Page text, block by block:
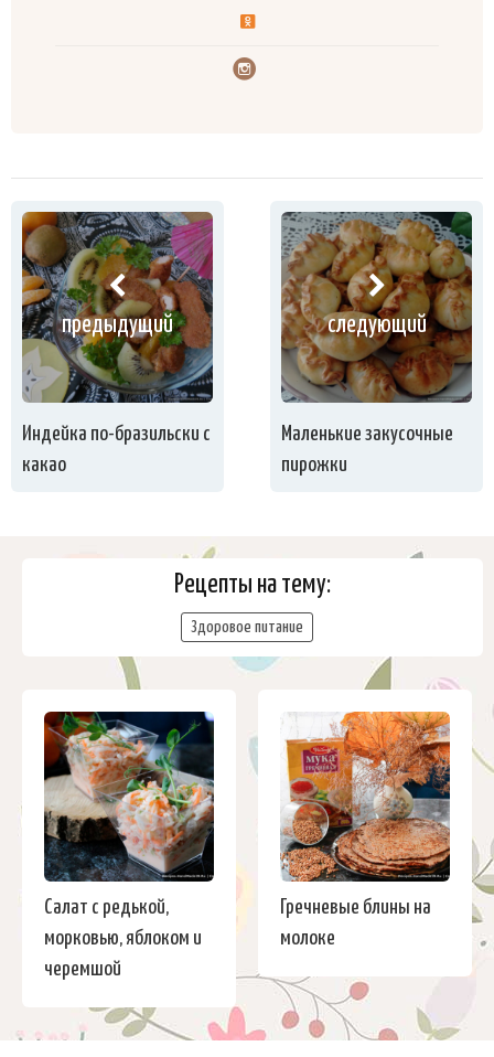
предыдущий
Индейка по-бразильски с
какао
следующий
Маленькие закусочные
пирожки
Рецепты на тему:
Здоровое питание
Салат с редькой,
морковью, яблоком и
черемшой
Гречневые блины на
молоке